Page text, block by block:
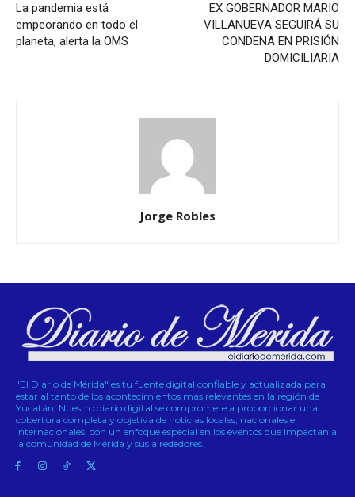
La pandemia está
empeorando en todo el
planeta, alerta la OMS
EX GOBERNADOR MARIO
VILLANUEVA SEGUIRÁ SU
CONDENA EN PRISIÓN
DOMICILIARIA
Jorge Robles
"El Diario de Mérida" es tu fuente digital confiable y actualizada para
estar al tanto de los acontecimientos más relevantes en la región de
Yucatán. Nuestro diario digital se compromete a proporcionar una
cobertura completa y objetiva de noticias locales, nacionales e
internacionales, con un enfoque especial en los eventos que impactan a
la comunidad de Mérida y sus alrededores.